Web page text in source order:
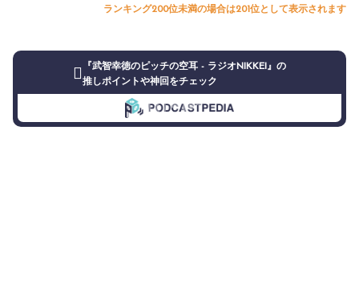
ランキング200位未満の場合は201位として表示されます
『武智幸徳のピッチの空耳 - ラジオNIKKEI』の
推しポイントや神回をチェック